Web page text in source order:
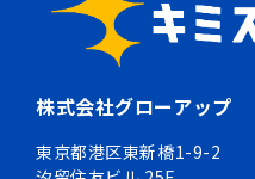
株式会社グローアップ
東京都港区東新橋1-9-2